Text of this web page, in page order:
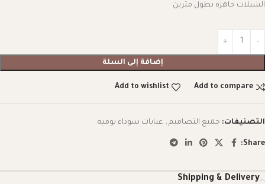
الشيلات جاهزه بطول مترين
إضافة إلى السلة
Add to compare
Add to wishlist
التصنيفات: جميع التصاميم , عبايات سوداء يوميه
Share:
Shipping & Delivery